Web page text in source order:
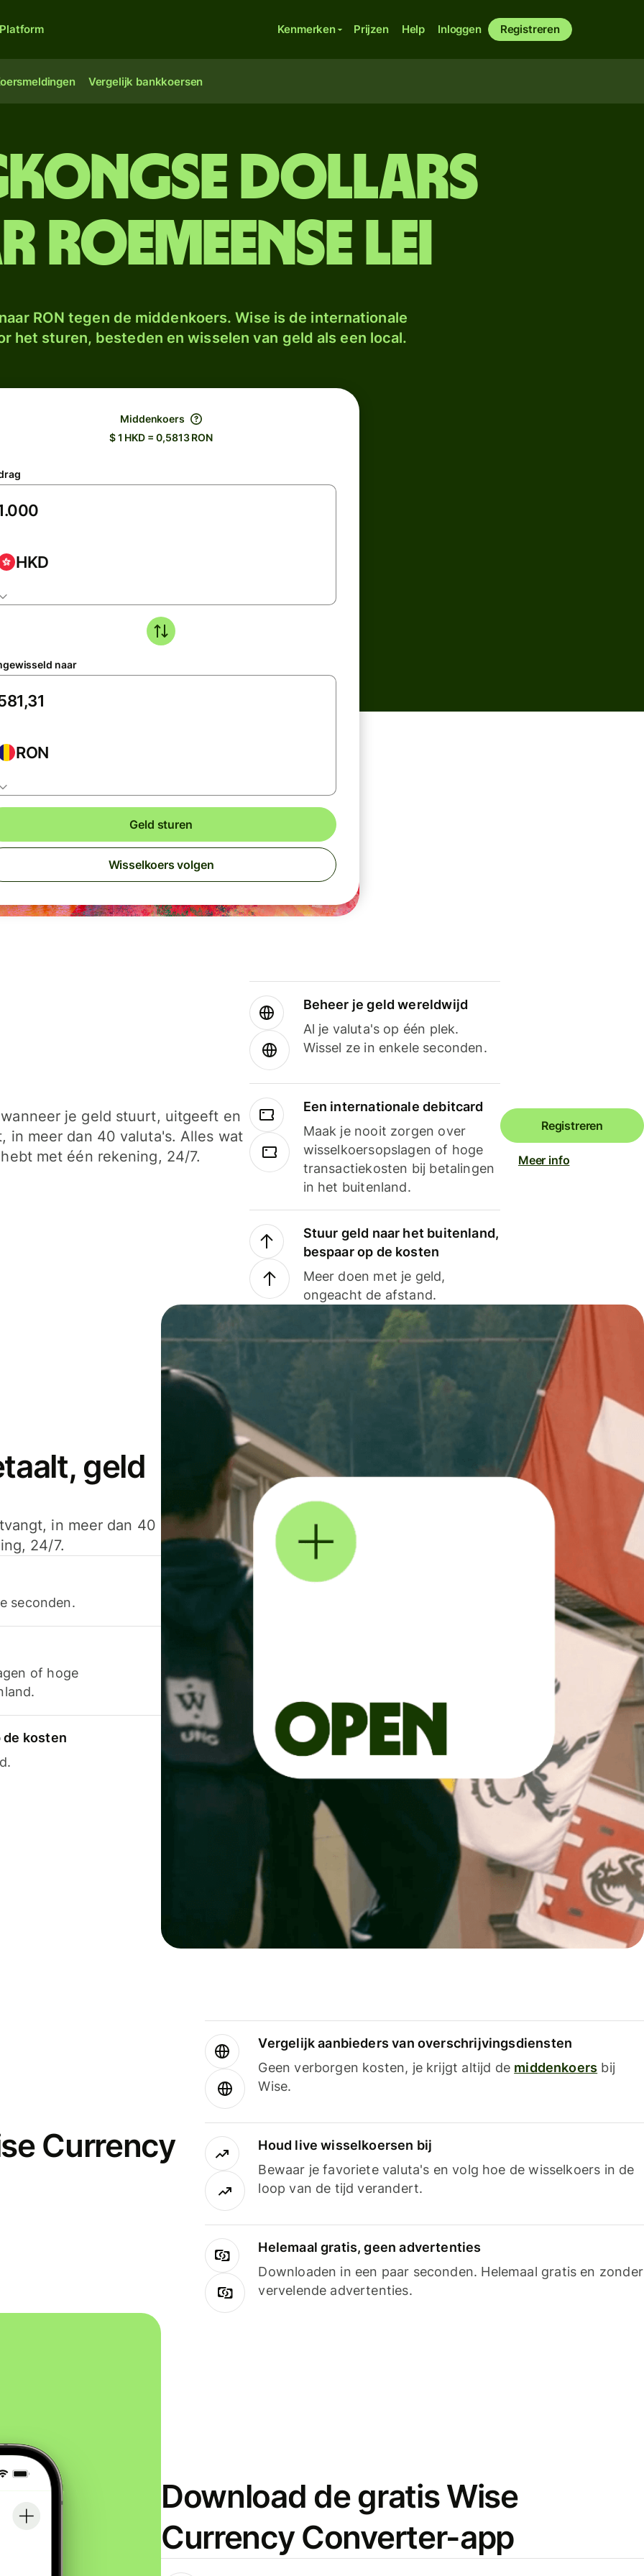
Platform Kenmerken Prijzen Help Inloggen Registreren
Vergelijk bankkoersen
dollars
Roemeense lei
RON tegen de middenkoers. Wise is de internationale
het sturen, besteden en wisselen van geld als een local.
Middenkoers
$ 1 HKD = 0,5813 RON
HKD
naar
RON
Geld sturen
Wisselkoers volgen
je geld stuurt, uitgeeft en
in meer dan 40 valuta's. Alles wat
met één rekening, 24/7.
Beheer je geld wereldwijd
Al je valuta's op één plek.
Wissel ze in enkele seconden.
Een internationale debitcard
Maak je nooit zorgen over
wisselkoersopslagen of hoge
transactiekosten bij betalingen
in het buitenland.
Stuur geld naar het buitenland,
bespaar op de kosten
Meer doen met je geld,
ongeacht de afstand.
Registreren
Meer info
geld
in meer dan 40
24/7.
seconden.
of hoge
de kosten
Currency
Vergelijk aanbieders van overschrijvingsdiensten
Geen verborgen kosten, je krijgt altijd de middenkoers bij
Wise.
Houd live wisselkoersen bij
Bewaar je favoriete valuta's en volg hoe de wisselkoers in de
loop van de tijd verandert.
Helemaal gratis, geen advertenties
Downloaden in een paar seconden. Helemaal gratis en zonder
vervelende advertenties.
Download de gratis Wise
Currency Converter-app